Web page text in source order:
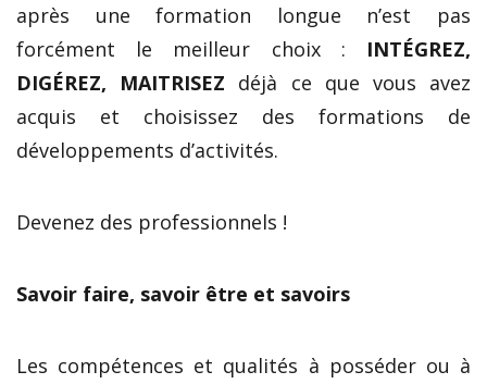
après une formation longue n’est pas
forcément le meilleur choix : INTÉGREZ,
DIGÉREZ, MAITRISEZ déjà ce que vous avez
acquis et choisissez des formations de
développements d’activités.
Devenez des professionnels !
Savoir faire, savoir être et savoirs
Les compétences et qualités à posséder ou à